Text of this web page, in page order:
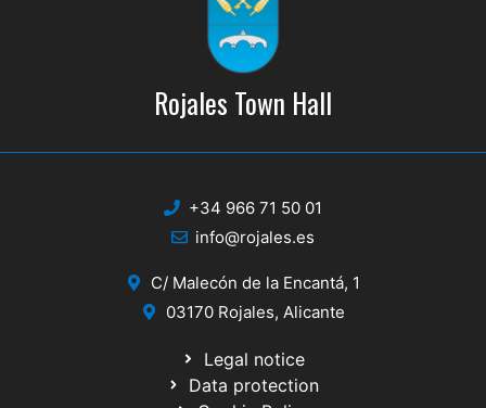
Rojales Town Hall
+34 966 71 50 01
info@rojales.es
C/ Malecón de la Encantá, 1
03170 Rojales, Alicante
Legal notice
Data protection